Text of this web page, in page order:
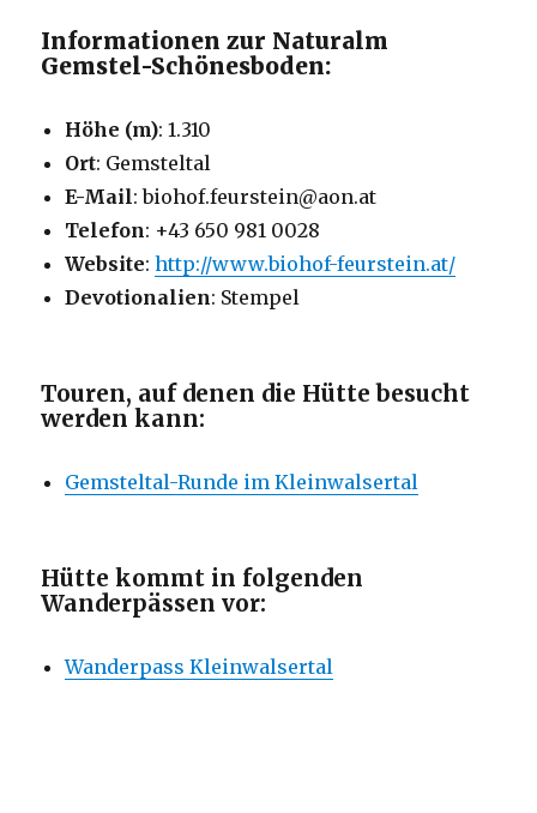
Informationen zur Naturalm
Gemstel-Schönesboden:
Höhe (m): 1.310
Ort: Gemsteltal
E-Mail: biohof.feurstein@aon.at
Telefon: +43 650 981 0028
Website:http://www.biohof-feurstein.at/
Devotionalien: Stempel
Touren, auf denen die Hütte besucht
werden kann:
Gemsteltal-Runde im Kleinwalsertal
Hütte kommt in folgenden
Wanderpässen vor:
Wanderpass Kleinwalsertal